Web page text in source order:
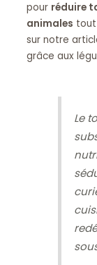
pour réduire
animales
sur notre
grâce aux
Le